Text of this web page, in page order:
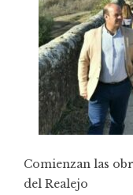
Comienzan las
del Realejo